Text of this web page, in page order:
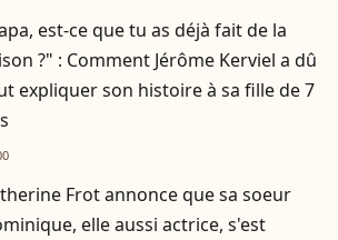
est-ce que tu as déjà fait de la
?" : Comment Jérôme Kerviel a dû
expliquer son histoire à sa fille de 7
Frot annonce que sa soeur
elle aussi actrice, s'est